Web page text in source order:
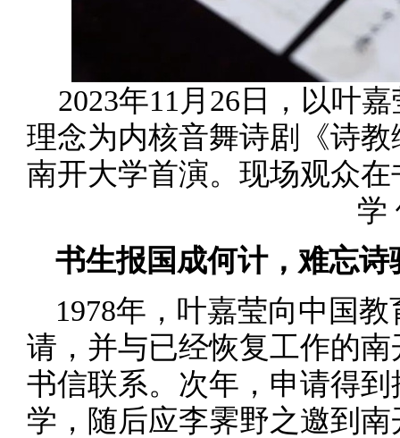
2023年11月26日，以叶
理念为内核音舞诗剧《诗
南开大学首演。现场观众
学
书生报国成何计，难忘诗
1978年，叶嘉莹向中国
请，并与已经恢复工作的
书信联系。次年，申请得
学，随后应李霁野之邀到